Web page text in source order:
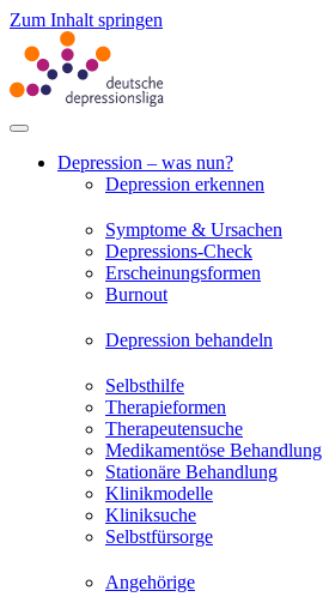
Zum Inhalt springen
Depression – was nun?
Depression erkennen
Symptome & Ursachen
Depressions-Check
Erscheinungsformen
Burnout
Depression behandeln
Selbsthilfe
Therapieformen
Therapeutensuche
Medikamentöse Behandlung
Stationäre Behandlung
Klinikmodelle
Kliniksuche
Selbstfürsorge
Angehörige